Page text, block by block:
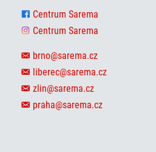
Centrum Sarema
Centrum Sarema
brno@sarema.cz
liberec@sarema.cz
zlin@sarema.cz
praha@sarema.cz